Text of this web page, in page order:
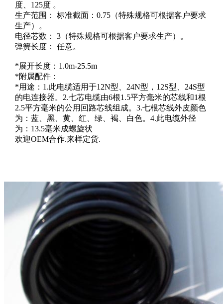
度、125度 。
生产范围： 标准截面：0.75（特殊规格可根据客户要求
生产）。
电径芯数： 3（特殊规格可根据客户要求生产）。
弹簧长度： 任意。
*展开长度：1.0m-25.5m
*附属配件：
*用途：1.此电缆适用于12N型、24N型，12S型、24S型
的电连接器。2.七芯电缆由6根1.5平方毫米的芯线和1根
2.5平方毫米的公用回路芯线组成。3.七根芯线外皮颜色
为：蓝、黑、黄、红、绿、褐、白色。4.此电缆外径
为：13.5毫米成螺旋状
欢迎OEM合作.来样定货.